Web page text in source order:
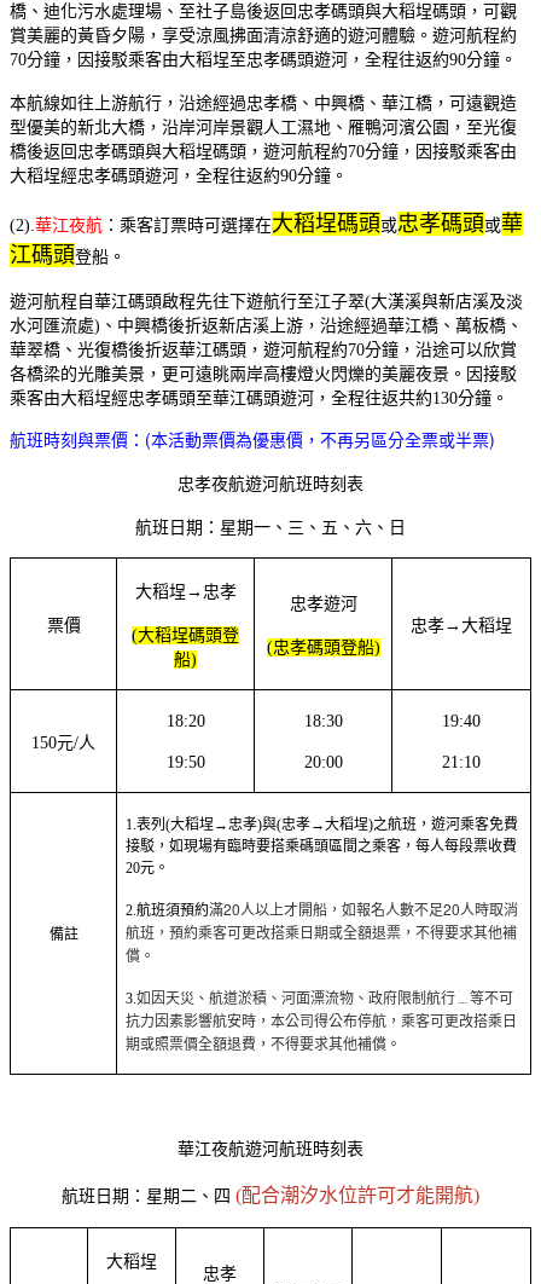
橋、迪化污水處理場、至社子島後返回忠孝碼頭與大稻埕碼頭， 可觀
賞美麗的黃昏夕陽，享受涼風拂面清涼舒適的遊河體驗。遊河航程約
70分鐘，因接駁乘客由大稻埕至忠孝碼頭遊河，全程往返約90分鐘。
本航線如往上游航行，沿途經過忠孝橋、中興橋、華江橋，可遠觀造
型優美的新北大橋，沿岸河岸景觀人工濕地、雁鴨河濱公園，至光復
橋後返回忠孝碼頭與大稻埕碼頭，遊河航程約70分鐘，因接駁乘客由
大稻埕經忠孝碼頭遊河，全程往返約90分鐘。
(2). 華江夜航 ： 乘客訂票時可選擇在大稻埕碼頭或忠孝碼頭或華
江碼頭登船。
遊河航程自華江碼頭啟程先往下遊航行至江子翠(大漢溪與新店溪及淡
水河匯流處)、中興橋後折返新店溪上游，沿途經過華江橋、萬板橋、
華翠橋、光復橋後折返華江碼頭，遊河航程約70分鐘，沿途可以欣賞
各橋梁的光雕美景，更可遠眺兩岸高樓燈火閃爍的美麗夜景。因接駁
乘客由大稻埕經忠孝碼頭至華江碼頭遊河，全程往返共約130分鐘。
航班時刻與票價：(本活動票價為優惠價，不再另區分全票或半票)
忠孝夜航遊河航班時刻表
航班日期：星期一、三、五、六、日
票價
大稻埕→忠孝
(大稻埕碼頭登
船)
忠孝遊河
(忠孝碼頭登船)
忠孝→大稻埕
150元/人
18:20
19:50
18:30
20:00
19:40
21:10
備註
1.表列(大稻埕→忠孝)與(忠孝→大稻埕)之航班，遊河乘客免費
接駁，如現場有臨時要搭乘碼頭區間之乘客，每人每段票收費
20元。
2.航班須預約滿20人以上才開船，如報名人數不足20人時取消
航班，預約乘客可更改搭乘日期或全額退票，不得要求其他補
償。
3.如因天災、航道淤積、河面漂流物、政府限制航行﹍等不可
抗力因素影響航安時，本公司得公布停航，乘客可更改搭乘日
期或照票價全額退費，不得要求其他補償。
華江夜航遊河航班時刻表
航班日期：星期二、四 (配合潮汐水位許可才能開航)
大稻埕
忠孝